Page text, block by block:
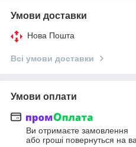
Умови доставки
Нова Пошта
Всі умови доставки
Умови оплати
Ви отримаєте замовлення
або гроші повернуться на